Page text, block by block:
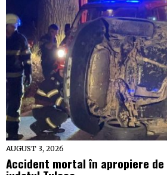
AUGUST 3, 2026
Accident mortal în apropiere de